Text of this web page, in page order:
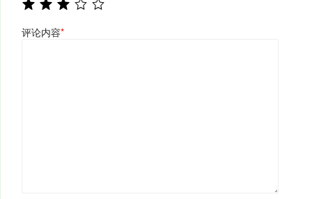
评论内容*